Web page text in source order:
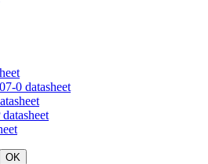
0 datasheet
OK